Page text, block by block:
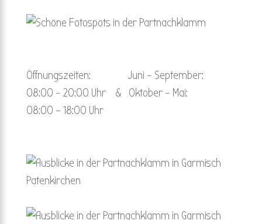
Öffnungszeiten: Juni – September:
08:00 – 20:00 Uhr & Oktober – Mai:
08:00 – 18:00 Uhr